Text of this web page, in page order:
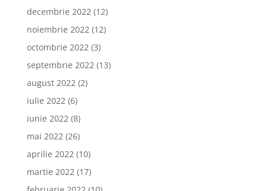
decembrie 2022(12)
noiembrie 2022(12)
octombrie 2022(3)
septembrie 2022(13)
august 2022(2)
iulie 2022(6)
iunie 2022(8)
mai 2022(26)
aprilie 2022(10)
martie 2022(17)